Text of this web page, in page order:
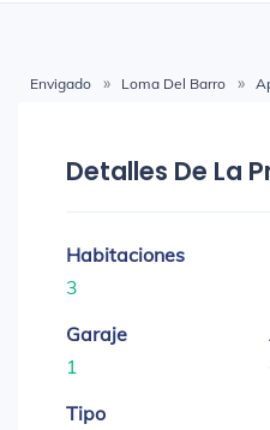
Envigado Loma Del Barro
Detalles De La
Habitaciones
3
Garaje
1
Tipo